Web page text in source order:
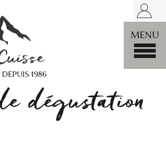
LA
1986
MENU
dégustation